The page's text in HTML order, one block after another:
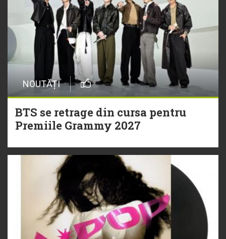
NOUTĂȚI
BTS se retrage din cursa pentru
Premiile Grammy 2027